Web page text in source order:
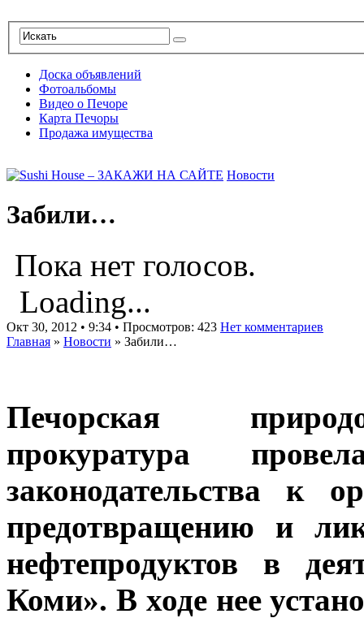
Доска объявлений
Фотоальбомы
Видео о Печоре
Карта Печоры
Продажа имущества
Новости
Забили…
Пока нет голосов.
Loading...
Окт 30, 2012 • 9:34 • Просмотров: 423 Нет комментариев
Главная » Новости » Забили…
Печорская
прокуратура
законодательства к
предотвращению и
нефтепродуктов в
Коми». В ходе нее